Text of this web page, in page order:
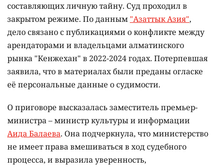
составляющих личную тайну. Суд проходил в
закрытом режиме. По данным "Азаттык Азия",
дело связано с публикациями о конфликте между
арендаторами и владельцами алматинского
рынка "Кенжехан" в 2022-2024 годах. Потерпевшая
заявила, что в материалах были преданы огласке
её персональные данные о судимости.
О приговоре высказалась заместитель премьер-
министра – министр культуры и информации
Аида Балаева. Она подчеркнула, что министерство
не имеет права вмешиваться в ход судебного
процесса, и выразила уверенность,